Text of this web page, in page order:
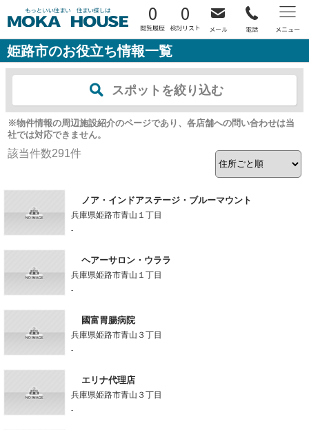
0 0
姫路市のお役立ち情報一覧
スポットを絞り込む
※物件情報の周辺施設紹介のページであり、各店舗への問い合わせは当
社では対応できません。
該当件数291件
ノア・インドアステージ・ブルーマウント
兵庫県姫路市青山１丁目
-
ヘアーサロン・ウララ
兵庫県姫路市青山１丁目
-
國富胃腸病院
兵庫県姫路市青山３丁目
-
エリナ代理店
兵庫県姫路市青山３丁目
-